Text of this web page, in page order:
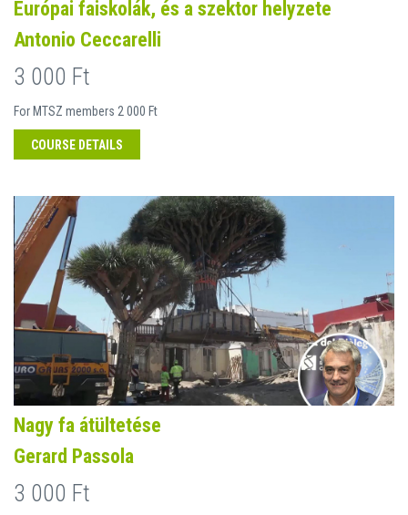
Európai faiskolák, és a szektor helyzete
Antonio Ceccarelli
3 000 Ft
For MTSZ members 2 000 Ft
COURSE DETAILS
Nagy fa átültetése
Gerard Passola
3 000 Ft